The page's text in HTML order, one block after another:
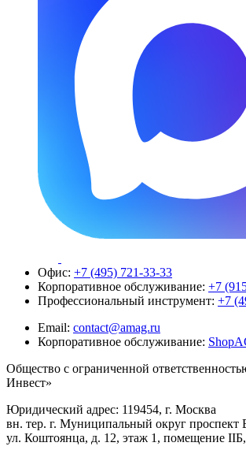
Офис: +7 (495) 721-33-33
Корпоративное обслуживание: +7
Профессиональный инструмент: +7
Email: contact@amag.ru
Корпоративное обслуживание:
Общество с ограниченной
Инвест»
Юридический адрес: 119454, г. Москва
вн. тер. г. Муниципальный округ проспект
ул. Коштоянца, д. 12, этаж 1, помещение